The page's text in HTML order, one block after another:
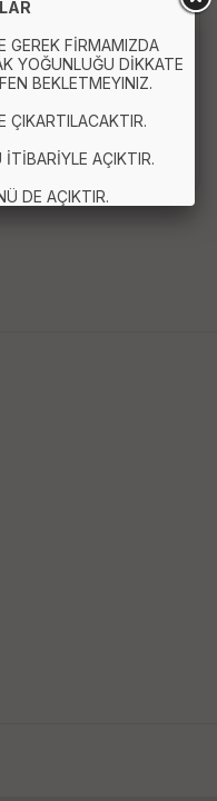
Kabı - Diyet
GEREK FİRMAMIZDA
YOĞUNLUĞU DİKKATE
BEKLETMEYINIZ.
ÇIKARTILACAKTIR.
AÇIKTIR.
DE AÇIKTIR.